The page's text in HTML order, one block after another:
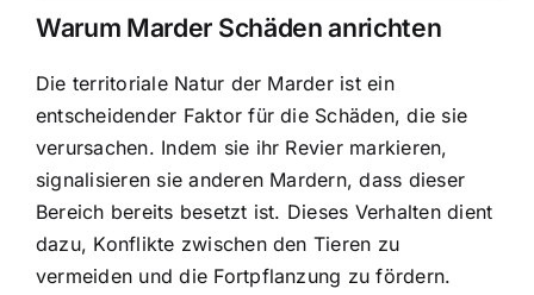
Warum Marder Schäden anrichten
Die territoriale Natur der Marder ist ein
entscheidender Faktor für die Schäden, die sie
verursachen. Indem sie ihr Revier markieren,
signalisieren sie anderen Mardern, dass dieser
Bereich bereits besetzt ist. Dieses Verhalten dient
dazu, Konflikte zwischen den Tieren zu
vermeiden und die Fortpflanzung zu fördern.